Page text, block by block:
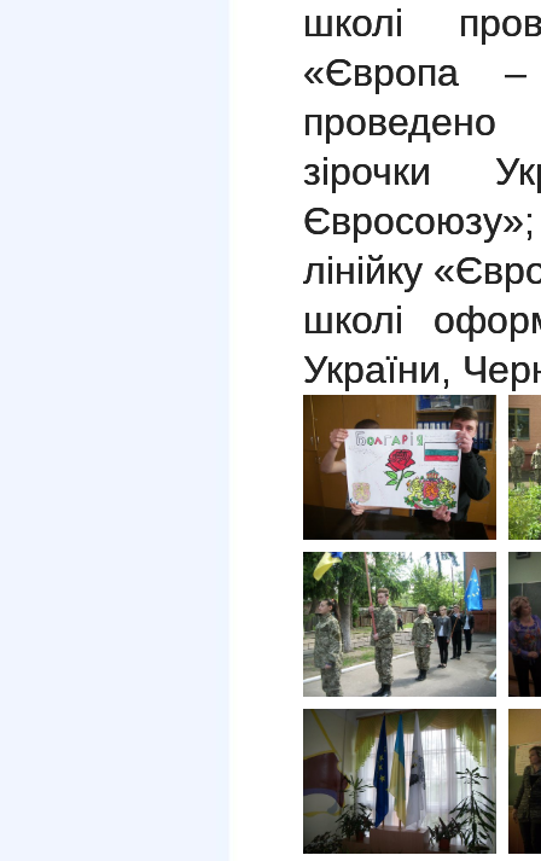
школі
«Європа
зірочки
лінійку
школі
України,